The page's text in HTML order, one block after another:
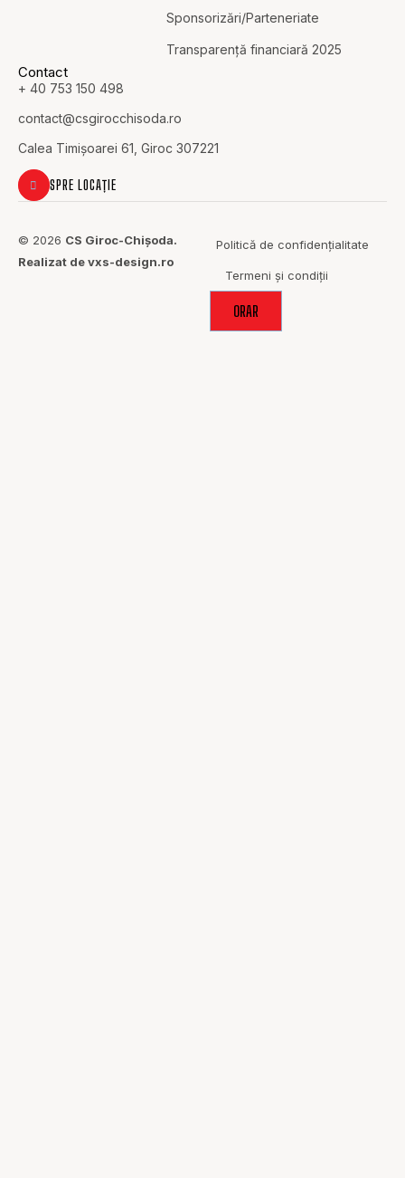
Sponsorizări/Parteneriate
Transparență financiară 2025
Contact
+ 40 753 150 498
contact@csgirocchisoda.ro
Calea Timișoarei 61, Giroc 307221
SPRE LOCAȚIE
© 2026 CS Giroc-Chișoda.
Realizat de vxs-design.ro
Politică de confidențialitate
Termeni și condiții
ORAR